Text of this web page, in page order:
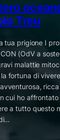
Treu
tua prigione I
(OdV a
malattie
la fortuna di
cui ho affrontato
a tutto questo